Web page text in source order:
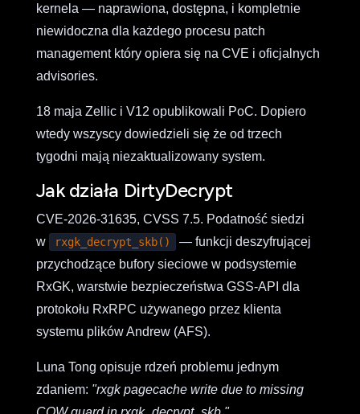
kernela — naprawiona, dostępna, i kompletnie
niewidoczna dla każdego procesu patch
management który opiera się na CVE i oficjalnych
advisories.
18 maja Zellic i V12 opublikowali PoC. Dopiero
wtedy wszyscy dowiedzieli się że od trzech
tygodni mają niezaktualizowany system.
Jak działa DirtyDecrypt
CVE-2026-31635, CVSS 7.5. Podatność siedzi
w
rxgk_decrypt_skb()
— funkcji deszyfrującej
przychodzące bufory sieciowe w podsystemie
RxGK, warstwie bezpieczeństwa GSS-API dla
protokołu RxRPC używanego przez klienta
systemu plików Andrew (AFS).
Luna Tong opisuje rdzeń problemu jednym
zdaniem: "rxgk pagecache write due to missing